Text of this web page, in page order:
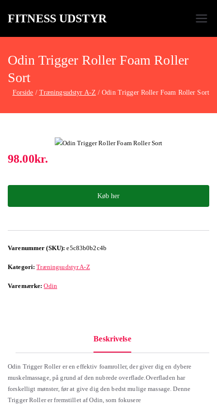
FITNESS UDSTYR
Odin Trigger Roller Foam Roller
Sort
Forside Træningsudstyr A-Z Odin Trigger Roller Foam Roller Sort
98.00kr.
Køb her
Varenummer (SKU):e5c83b0b2c4b
Kategori:Træningsudstyr A-Z
Varemærke:Odin
Beskrivelse
Odin Trigger Roller er en effektiv foamroller, der giver dig en dybere
muskelmassage, på grund af den nubrede overflade.Overfladen har
forskelligt mønster, før at give dig den bedst mulige massage. Denne
Trigger Roller er fremstillet af Odin, som fokusere